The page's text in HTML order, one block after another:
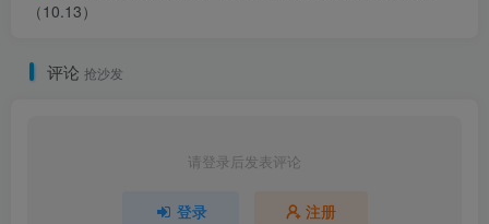
（10.13）
评论 抢沙发
请登录后发表评论
登录 注册